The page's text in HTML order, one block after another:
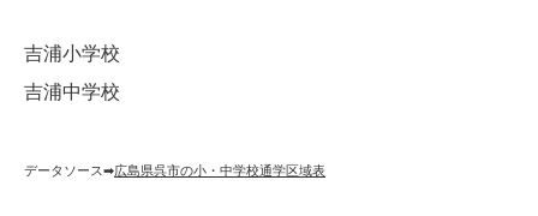
吉浦小学校
吉浦中学校
データソース➡︎広島県呉市の小・中学校通学区域表